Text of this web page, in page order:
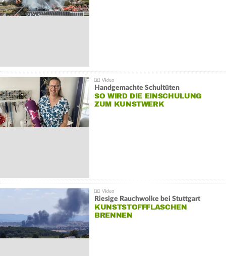
Handgemachte Schultüten
SO WIRD DIE EINSCHULUNG
ZUM KUNSTWERK
Riesige Rauchwolke bei Stuttgart
KUNSTSTOFFFLASCHEN
BRENNEN